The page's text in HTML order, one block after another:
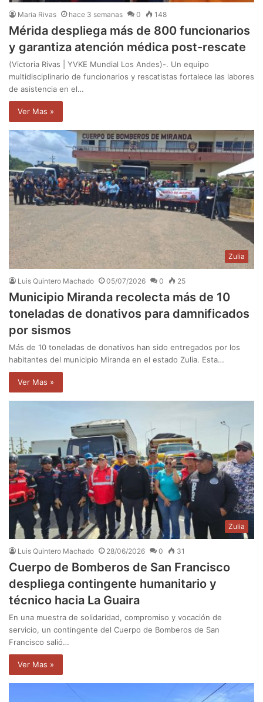
Maria Rivas hace 3 semanas 0 148
Mérida despliega más de 800 funcionarios
y garantiza atención médica post-rescate
(Victoria Rivas | YVKE Mundial Los Andes)-. Un equipo
multidisciplinario de funcionarios y rescatistas fortalece las labores
de asistencia en el…
Ver Mas »
Zulia
Luis Quintero Machado 05/07/2026 0 25
Municipio Miranda recolecta más de 10
toneladas de donativos para damnificados
por sismos
Más de 10 toneladas de donativos han sido entregados por los
habitantes del municipio Miranda en el estado Zulia. Esta…
Ver Mas »
Zulia
Luis Quintero Machado 28/06/2026 0 31
Cuerpo de Bomberos de San Francisco
despliega contingente humanitario y
técnico hacia La Guaira
En una muestra de solidaridad, compromiso y vocación de
servicio, un contingente del Cuerpo de Bomberos de San
Francisco salió…
Ver Mas »